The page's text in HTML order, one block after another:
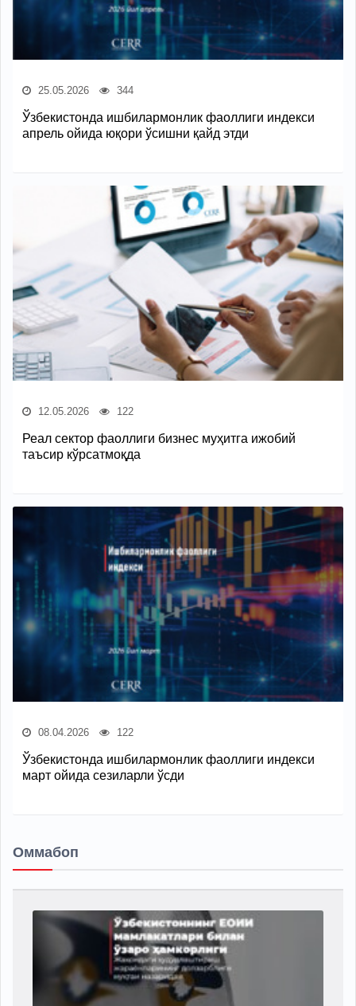
25.05.2026 344
Ўзбекистонда ишбилармонлик фаоллиги индекси
апрель ойида юқори ўсишни қайд этди
12.05.2026 122
Реал сектор фаоллиги бизнес муҳитга ижобий
таъсир кўрсатмоқда
08.04.2026 122
Ўзбекистонда ишбилармонлик фаоллиги индекси
март ойида сезиларли ўсди
Оммабоп